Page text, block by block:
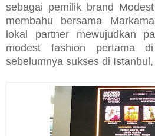
sebagai pemilik brand
membahu bersama
lokal partner mewujudkan
modest fashion pertama
sebelumnya sukses di